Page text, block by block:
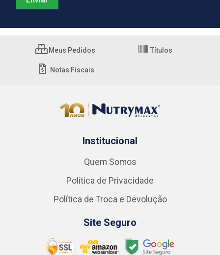
Meus Pedidos Títulos
Notas Fiscais
Institucional
Quem Somos
Política de Privacidade
Política de Troca e Devolução
Site Seguro